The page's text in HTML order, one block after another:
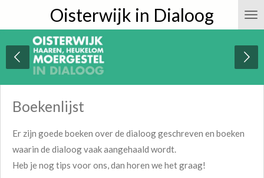
direct
naar
de
hoofdinhoud
Oisterwijk in Dialoog
Boekenlijst
Er zijn goede boeken over de dialoog geschreven en boeken
waarin de dialoog vaak aangehaald wordt.
Heb je nog tips voor ons, dan horen we het graag!